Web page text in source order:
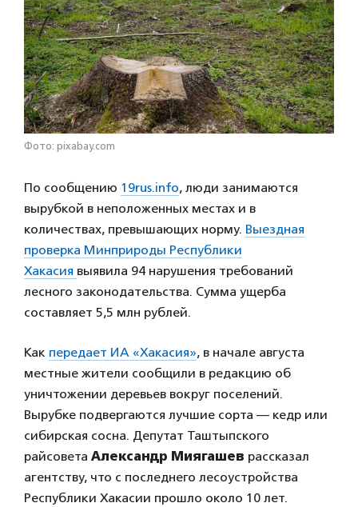
Фото: pixabay.com
По сообщению 19rus.info, люди занимаются
вырубкой в неположенных местах и в
количествах, превышающих норму. Выездная
проверка Минприроды Республики
Хакасия выявила 94 нарушения требований
лесного законодательства. Сумма ущерба
составляет 5,5 млн рублей.
Как передает ИА «Хакасия», в начале августа
местные жители сообщили в редакцию об
уничтожении деревьев вокруг поселений.
Вырубке подвергаются лучшие сорта — кедр или
сибирская сосна. Депутат Таштыпского
райсовета Александр Миягашев рассказал
агентству, что с последнего лесоустройства
Республики Хакасии прошло около 10 лет.